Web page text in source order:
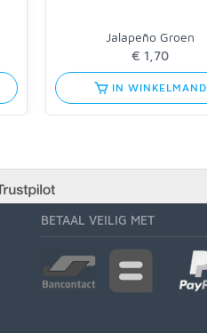
Jalapeño Groen
€ 1,70
IN WINKELMAND
BETAAL VEILIG MET